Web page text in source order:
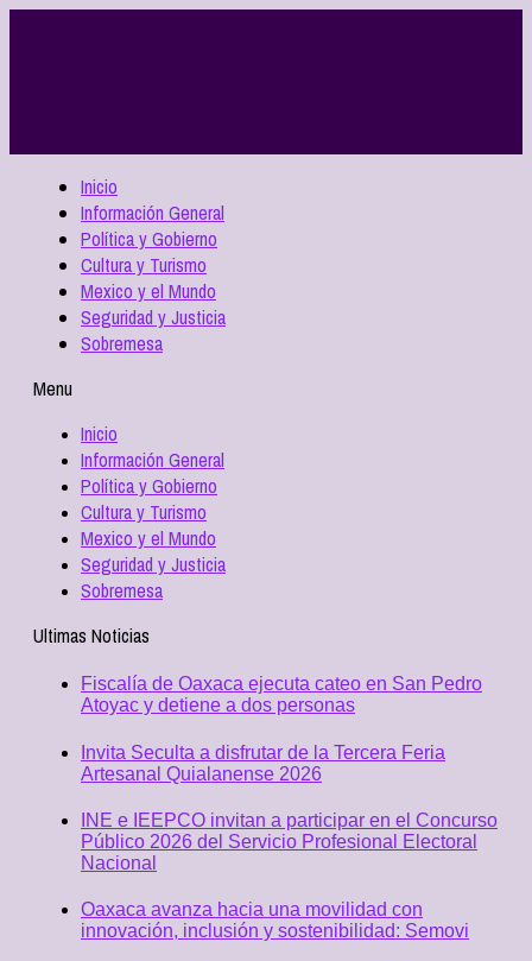
Inicio
Información General
Política y Gobierno
Cultura y Turismo
Mexico y el Mundo
Seguridad y Justicia
Sobremesa
Menu
Inicio
Información General
Política y Gobierno
Cultura y Turismo
Mexico y el Mundo
Seguridad y Justicia
Sobremesa
Ultimas Noticias
Fiscalía de Oaxaca ejecuta cateo en San Pedro
Atoyac y detiene a dos personas
Invita Seculta a disfrutar de la Tercera Feria
Artesanal Quialanense 2026
INE e IEEPCO invitan a participar en el Concurso
Público 2026 del Servicio Profesional Electoral
Nacional
Oaxaca avanza hacia una movilidad con
innovación, inclusión y sostenibilidad: Semovi